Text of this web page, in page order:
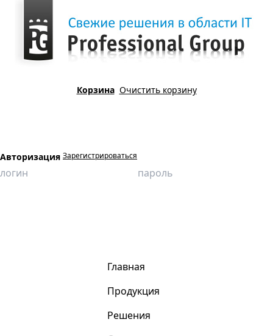
Корзина Очистить корзину
Авторизация Зарегистрироваться
Главная
Продукция
Решения